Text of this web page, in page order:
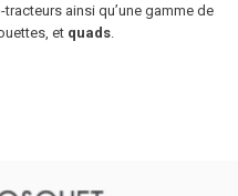
tracteurs ainsi qu’une gamme de
et quads.